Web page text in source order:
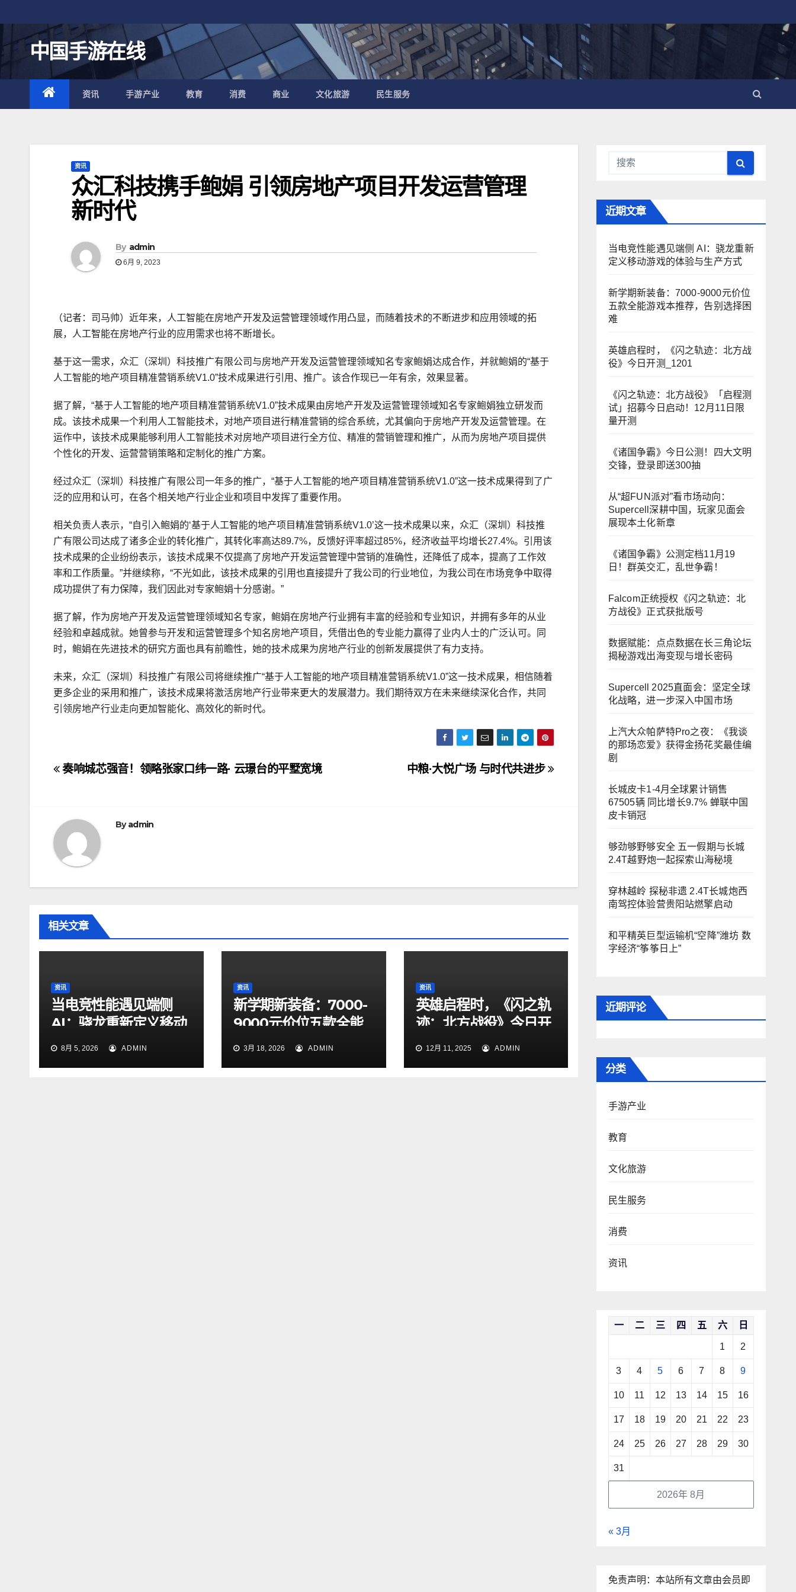
至
内
容
中国手游在线
资讯 手游产业 教育 消费 商业 文化旅游 民生服务
资讯
众汇科技携手鲍娟 引领房地产项目开发运营管理
新时代
By admin
6月 9, 2023
（记者：司马帅）近年来，人工智能在房地产开发及运营管理领域作用凸显，而随着技术的不断进步和应用领域的拓
展，人工智能在房地产行业的应用需求也将不断增长。
基于这一需求，众汇（深圳）科技推广有限公司与房地产开发及运营管理领域知名专家鲍娟达成合作，并就鲍娟的“基于
人工智能的地产项目精准营销系统V1.0”技术成果进行引用、推广。该合作现已一年有余，效果显著。
据了解，“基于人工智能的地产项目精准营销系统V1.0”技术成果由房地产开发及运营管理领域知名专家鲍娟独立研发而
成。该技术成果一个利用人工智能技术，对地产项目进行精准营销的综合系统，尤其偏向于房地产开发及运营管理。在
运作中，该技术成果能够利用人工智能技术对房地产项目进行全方位、精准的营销管理和推广，从而为房地产项目提供
个性化的开发、运营营销策略和定制化的推广方案。
经过众汇（深圳）科技推广有限公司一年多的推广，“基于人工智能的地产项目精准营销系统V1.0”这一技术成果得到了广
泛的应用和认可，在各个相关地产行业企业和项目中发挥了重要作用。
相关负责人表示，“自引入鲍娟的‘基于人工智能的地产项目精准营销系统V1.0’这一技术成果以来，众汇（深圳）科技推
广有限公司达成了诸多企业的转化推广，其转化率高达89.7%，反馈好评率超过85%，经济收益平均增长27.4%。引用该
技术成果的企业纷纷表示，该技术成果不仅提高了房地产开发运营管理中营销的准确性，还降低了成本，提高了工作效
率和工作质量。”并继续称，“不光如此，该技术成果的引用也直接提升了我公司的行业地位，为我公司在市场竞争中取得
成功提供了有力保障，我们因此对专家鲍娟十分感谢。”
据了解，作为房地产开发及运营管理领域知名专家，鲍娟在房地产行业拥有丰富的经验和专业知识，并拥有多年的从业
经验和卓越成就。她曾参与开发和运营管理多个知名房地产项目，凭借出色的专业能力赢得了业内人士的广泛认可。同
时，鲍娟在先进技术的研究方面也具有前瞻性，她的技术成果为房地产行业的创新发展提供了有力支持。
未来，众汇（深圳）科技推广有限公司将继续推广“基于人工智能的地产项目精准营销系统V1.0”这一技术成果，相信随着
更多企业的采用和推广，该技术成果将激活房地产行业带来更大的发展潜力。我们期待双方在未来继续深化合作，共同
引领房地产行业走向更加智能化、高效化的新时代。
文
导
航
中粮·大悦广场 与时代共进步
奏响城芯强音！领略张家口纬一路· 云璟台的平墅宽境
Byadmin
相关文章
资讯
当电竞性能遇见端侧
AI：骁龙重新定义移动
游戏的体验与生产方式
8月 5, 2026 ADMIN
资讯
新学期新装备：7000-
9000元价位五款全能
游戏本推荐，告别选择
3月 18, 2026 ADMIN
资讯
英雄启程时，《闪之轨
迹：北方战役》今日开
测_1201
12月 11, 2025 ADMIN
近期文章
当电竞性能遇见端侧 AI：骁龙重新
定义移动游戏的体验与生产方式
新学期新装备：7000-9000元价位
五款全能游戏本推荐，告别选择困
难
英雄启程时，《闪之轨迹：北方战
役》今日开测_1201
《闪之轨迹：北方战役》「启程测
试」招募今日启动！12月11日限
量开测
《诸国争霸》今日公测！四大文明
交锋，登录即送300抽
从“超FUN派对”看市场动向：
Supercell深耕中国，玩家见面会
展现本土化新章
《诸国争霸》公测定档11月19
日！群英交汇，乱世争霸！
Falcom正统授权《闪之轨迹：北
方战役》正式获批版号
数据赋能：点点数据在长三角论坛
揭秘游戏出海变现与增长密码
Supercell 2025直面会：坚定全球
化战略，进一步深入中国市场
上汽大众帕萨特Pro之夜：《我谈
的那场恋爱》获得金扬花奖最佳编
剧
长城皮卡1-4月全球累计销售
67505辆 同比增长9.7% 蝉联中国
皮卡销冠
够劲够野够安全 五一假期与长城
2.4T越野炮一起探索山海秘境
穿林越岭 探秘非遗 2.4T长城炮西
南驾控体验营贵阳站燃擎启动
和平精英巨型运输机“空降”潍坊 数
字经济“筝筝日上”
近期评论
分类
手游产业
教育
文化旅游
民生服务
消费
资讯
2026年 8月
一 二 三 四 五 六 日
1 2
3 4 5 6 7 8 9
10 11 12 13 14 15 16
17 18 19 20 21 22 23
24 25 26 27 28 29 30
31
« 3月
免责声明：本站所有文章由会员即